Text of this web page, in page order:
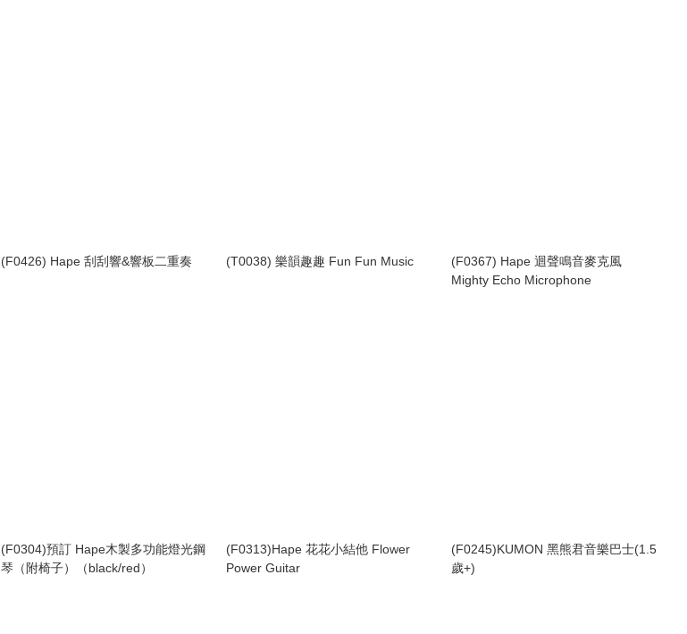
(F0426) Hape 刮刮響&響板二重奏 (T0038) 樂韻趣趣 Fun Fun Music
(F0367) Hape 迴聲鳴音麥克風
Mighty Echo Microphone
(F0304)預訂 Hape木製多功能燈光鋼
琴（附椅子）（black/red）
(F0313)Hape 花花小結他 Flower
Power Guitar
(F0245)KUMON 黑熊君音樂巴士(1.5
歲+)